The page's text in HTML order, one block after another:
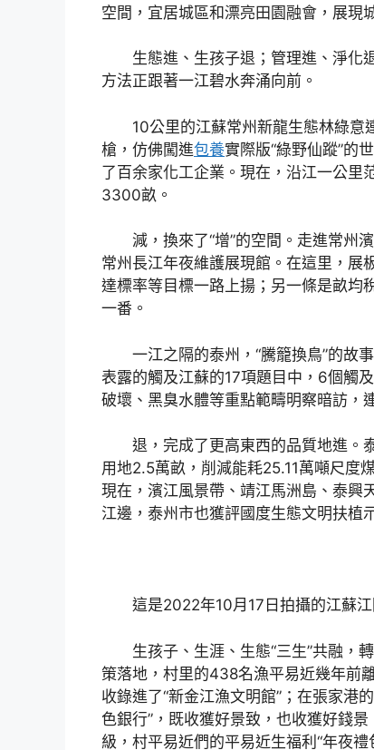
空間，宜居城區和漂亮田園融會，展現
生態進、生孩子退；管理進、淨
方法正跟著一江碧水奔涌向前。
10公里的江蘇常州新龍生態林綠意
槍，仿佛闖進包養實際版“綠野仙蹤”的
了百余家化工企業。現在，沿江一公里
3300畝。
減，換來了“增”的空間。走進常州
常州長江年夜維護展現館。在這里，展
達標率等目標一路上揚；另一條是畝均
一番。
一江之隔的泰州，“騰籠換鳥”的故
表露的觸及江蘇的17項題目中，6個觸
破壞、黑臭水體等重點範疇明察暗訪，
退，完成了更高東西的品質地進。
用地2.5萬畝，削減能耗25.11萬噸尺度
現在，濱江風景帶、靖江馬洲島、泰興
江邊，泰州市也獲評國度生態文明扶植
這是2022年10月17日拍攝的江蘇
生孩子、生涯、生態“三生”共融，
策落地，村里的438名漁平易近幾年前
收錄進了“新金江漁文明館”；在張家港
色銀行”，既收獲好景致，也收獲好錢
級，村平易近們的平易近生福利“年夜禮